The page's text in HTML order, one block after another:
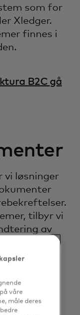
som for
Xledger.
finnes i
B2C gå
vi løsninger
tilbyr vi
av
egne
av EHF-
og det
Vår
våre
måle deres